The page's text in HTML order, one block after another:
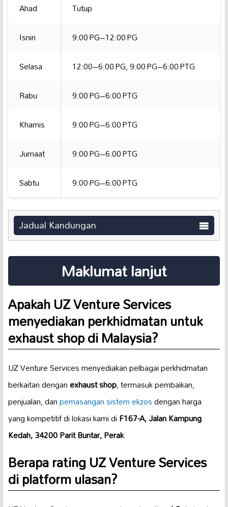
Ahad
Tutup
Isnin
9:00 PG–12:00 PG
Selasa
12:00–6:00 PG, 9:00 PG–6:00 PTG
Rabu
9:00 PG–6:00 PTG
Khamis
9:00 PG–6:00 PTG
Jumaat
9:00 PG–6:00 PTG
Sabtu
9:00 PG–6:00 PTG
Jadual Kandungan
Maklumat lanjut
Apakah UZ Venture Services
menyediakan perkhidmatan untuk
exhaust shopdi Malaysia?
UZ Venture Services menyediakan pelbagai perkhidmatan
berkaitan denganexhaust shop, termasuk pembaikan,
penjualan, danpemasangan sistem ekzosdengan harga
yang kompetitif di lokasi kami diF167-A, Jalan Kampung
Kedah, 34200 Parit Buntar, Perak.
Berapa rating UZ Venture Services
di platform ulasan?